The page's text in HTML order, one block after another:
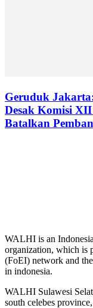
Geruduk
Desak Komisi
Batalkan
WALHI is an
organization, which is
(FoEI) network and
in indonesia.
WALHI Sulawesi
south celebes